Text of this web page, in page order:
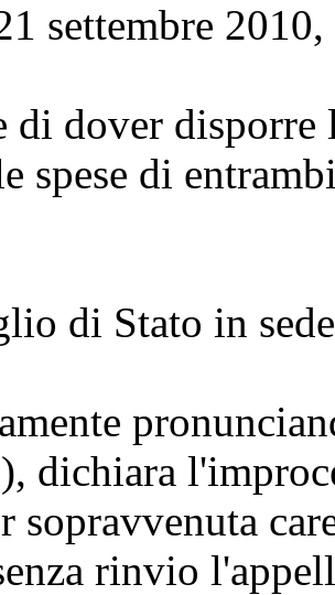
settembre
di dover disporre
spese di
di Stato in
dichiara
sopravvenuta
rinvio